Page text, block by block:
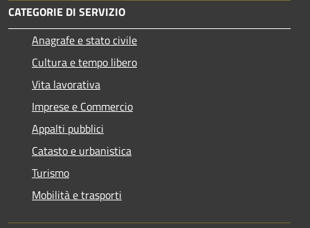
CATEGORIE DI SERVIZIO
Anagrafe e stato civile
Cultura e tempo libero
Vita lavorativa
Imprese e Commercio
Appalti pubblici
Catasto e urbanistica
Turismo
Mobilità e trasporti